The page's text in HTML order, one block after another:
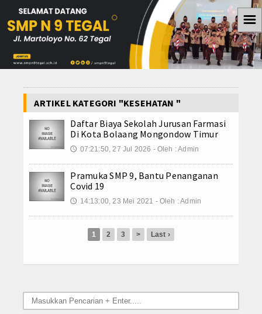
OLAH RAGA
PENDIDIKAN
KESEHATAN
Teknologi
Data Alumni
☰
ARTIKEL KATEGORI "KESEHATAN "
Daftar Biaya Sekolah Jurusan Farmasi
Di Kota Bolaang Mongondow Timur
🕔 07:21:50, 27 Jul 2026 - Oleh : Admin
Pramuka SMP 9, Bantu Penanganan
Covid 19
🕔 14:13:00, 23 Mei 2021 - Oleh : Admin
1 2 3 > Last ›